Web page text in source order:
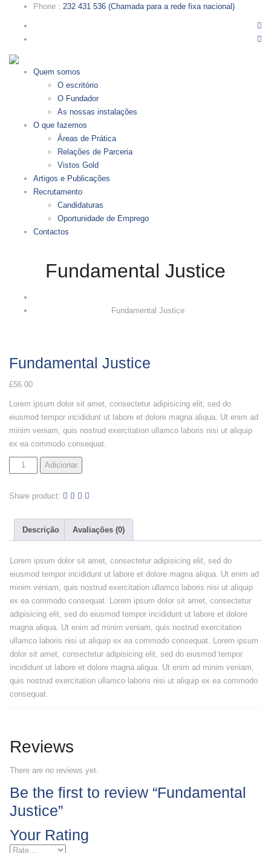
Phone : 232 431 536 (Chamada para a rede fixa nacional)
Quem somos
O escritório
O Fundador
As nossas instalações
O que fazemos
Áreas de Prática
Relações de Parceria
Vistos Gold
Artigos e Publicações
Recrutamento
Candidaturas
Oportunidade de Emprego
Contactos
Fundamental Justice
Fundamental Justice
Fundamental Justice
£56.00
Lorem ipsum dolor sit amet, consectetur adipisicing elit, sed do
eiusmod tempor incididunt ut labore et dolore magna aliqua. Ut enim ad
minim veniam, quis nostrud exercitation ullamco laboris nisi ut aliquip
ex ea commodo consequat.
Adicionar
Share product:
Descrição Avaliações (0)
Lorem ipsum dolor sit amet, consectetur adipisicing elit, sed do
eiusmod tempor incididunt ut labore et dolore magna aliqua. Ut enim ad
minim veniam, quis nostrud exercitation ullamco laboris nisi ut aliquip
ex ea commodo consequat. Lorem ipsum dolor sit amet, consectetur
adipisicing elit, sed do eiusmod tempor incididunt ut labore et dolore
magna aliqua. Ut enim ad minim veniam, quis nostrud exercitation
ullamco laboris nisi ut aliquip ex ea commodo consequat. Lorem ipsum
dolor sit amet, consectetur adipisicing elit, sed do eiusmod tempor
incididunt ut labore et dolore magna aliqua. Ut enim ad minim veniam,
quis nostrud exercitation ullamco laboris nisi ut aliquip ex ea commodo
consequat.
Reviews
There are no reviews yet.
Be the first to review “Fundamental
Justice”
Your Rating